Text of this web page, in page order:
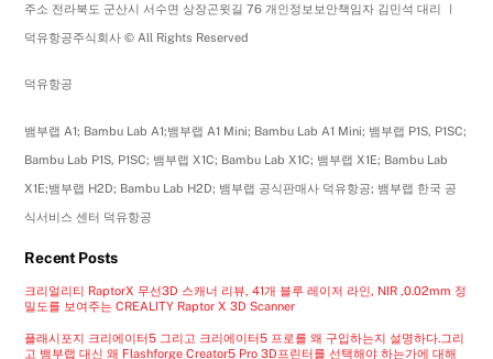
주소 전라북도 군산시 서수면 상장곤윗길 76 개인정보보안책임자 김민석 대리 ㅣ
덕유항공주식회사 © All Rights Reserved
덕유항공
뱀부랩 A1; Bambu Lab A1;뱀부랩 A1 Mini; Bambu Lab A1 Mini; 뱀부랩 P1S, P1SC;
Bambu Lab P1S, P1SC; 뱀부랩 X1C; Bambu Lab X1C; 뱀부랩 X1E; Bambu Lab
X1E;뱀부랩 H2D; Bambu Lab H2D; 뱀부랩 공식판매사 덕유항공; 뱀부랩 한국 공
식서비스 센터 덕유항공
Recent Posts
크리얼리티 RaptorX 무선3D 스캐너 리뷰, 41개 블루 레이저 라인, NIR ,0.02mm 정
밀도를 보여주는 CREALITY Raptor X 3D Scanner
플래시포지 크리에이터5 그리고 크리에이터5 프로를 왜 구입하는지 설명하다.그리
고 뱀부랩 대신 왜 Flashforge Creator5 Pro 3D프린터를 선택해야 하는가에 대해